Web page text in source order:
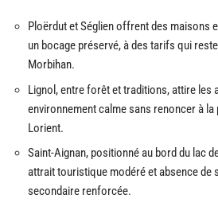
Ploërdut et Séglien offrent des maisons
un bocage préservé, à des tarifs qui
Morbihan.
Lignol, entre forêt et traditions, attire les
environnement calme sans renoncer à
Lorient.
Saint-Aignan, positionné au bord du lac
attrait touristique modéré et absence de
secondaire renforcée.